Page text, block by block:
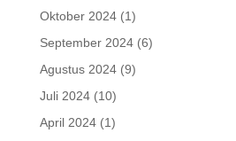
Oktober 2024(1)
September 2024(6)
Agustus 2024(9)
Juli 2024(10)
April 2024(1)